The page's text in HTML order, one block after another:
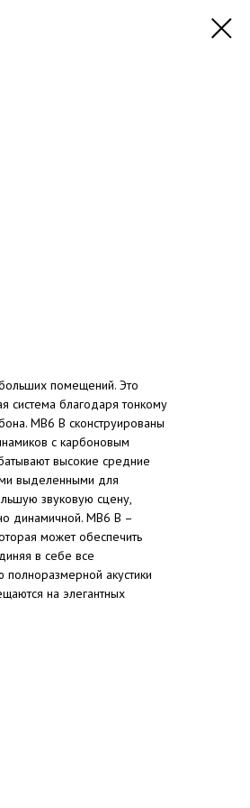
помещений. Это
система благодаря тонкому
MB6 B сконструированы
с карбоновым
высокие средние
выделенными для
звуковую сцену,
динамичной. MB6 B –
может обеспечить
в себе все
акустики
на элегантных